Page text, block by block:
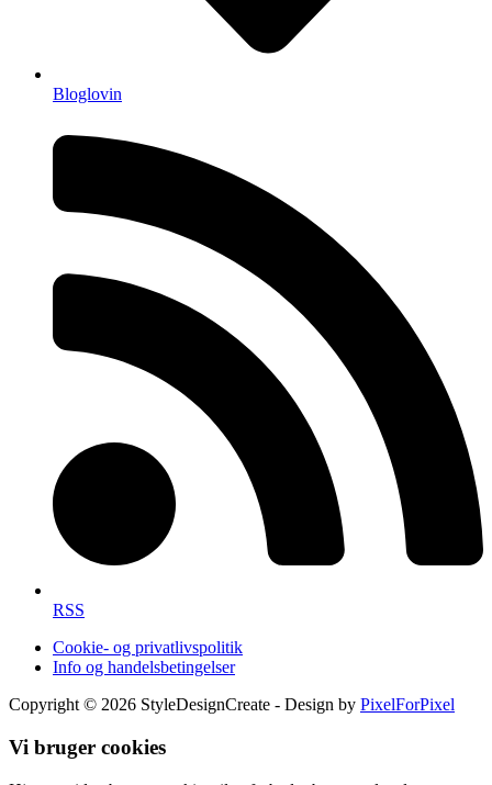
Bloglovin
RSS
Cookie- og privatlivspolitik
Info og handelsbetingelser
Copyright © 2026 StyleDesignCreate - Design by PixelForPixel
Vi bruger cookies